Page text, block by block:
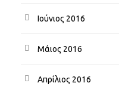
Ιούνιος 2016
Μάιος 2016
Απρίλιος 2016